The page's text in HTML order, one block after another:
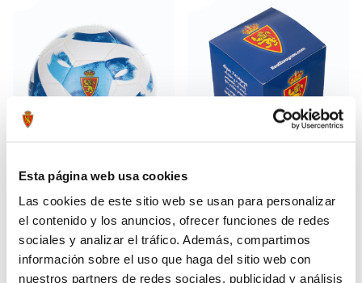
Esta página web usa cookies
Las cookies de este sitio web se usan para personalizar
el contenido y los anuncios, ofrecer funciones de redes
sociales y analizar el tráfico. Además, compartimos
información sobre el uso que haga del sitio web con
nuestros partners de redes sociales, publicidad y análisis
BALÓN ADIDAS TIRO LEAGUE RZ
TALLA 5
31,99 € CAJA DE CARTÓN HIMNO 1,00 €